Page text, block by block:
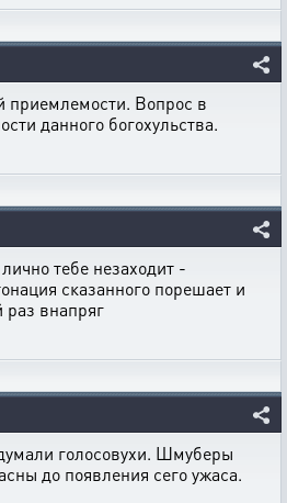
приемлемости. Вопрос в
данного богохульства.
тебе незаходит -
сказанного порешает и
раз внапряг
голосовухи. Шмуберы
до появления сего ужаса.